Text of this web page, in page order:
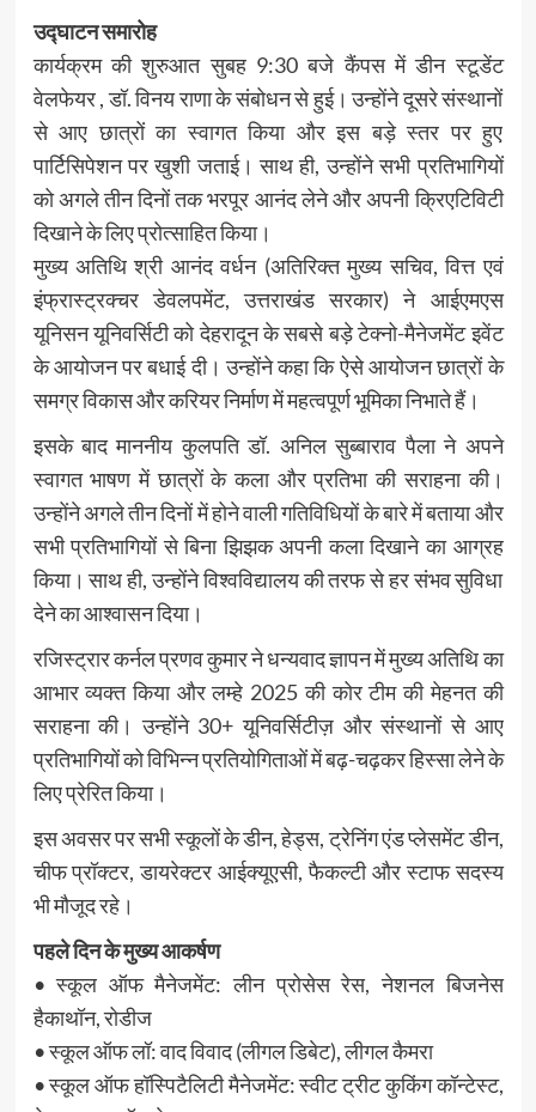
उद्घाटन समारोह
कार्यक्रम की शुरुआत सुबह 9:30 बजे कैंपस में डीन स्टूडेंट
वेलफेयर , डॉ. विनय राणा के संबोधन से हुई। उन्होंने दूसरे संस्थानों
से आए छात्रों का स्वागत किया और इस बड़े स्तर पर हुए
पार्टिसिपेशन पर खुशी जताई। साथ ही, उन्होंने सभी प्रतिभागियों
को अगले तीन दिनों तक भरपूर आनंद लेने और अपनी क्रिएटिविटी
दिखाने के लिए प्रोत्साहित किया।
मुख्य अतिथि श्री आनंद वर्धन (अतिरिक्त मुख्य सचिव, वित्त एवं
इंफ्रास्ट्रक्चर डेवलपमेंट, उत्तराखंड सरकार) ने आईएमएस
यूनिसन यूनिवर्सिटी को देहरादून के सबसे बड़े टेक्नो-मैनेजमेंट इवेंट
के आयोजन पर बधाई दी। उन्होंने कहा कि ऐसे आयोजन छात्रों के
समग्र विकास और करियर निर्माण में महत्वपूर्ण भूमिका निभाते हैं।
इसके बाद माननीय कुलपति डॉ. अनिल सुब्बाराव पैला ने अपने
स्वागत भाषण में छात्रों के कला और प्रतिभा की सराहना की।
उन्होंने अगले तीन दिनों में होने वाली गतिविधियों के बारे में बताया और
सभी प्रतिभागियों से बिना झिझक अपनी कला दिखाने का आग्रह
किया। साथ ही, उन्होंने विश्वविद्यालय की तरफ से हर संभव सुविधा
देने का आश्वासन दिया।
रजिस्ट्रार कर्नल प्रणव कुमार ने धन्यवाद ज्ञापन में मुख्य अतिथि का
आभार व्यक्त किया और लम्हे 2025 की कोर टीम की मेहनत की
सराहना की। उन्होंने 30+ यूनिवर्सिटीज़ और संस्थानों से आए
प्रतिभागियों को विभिन्न प्रतियोगिताओं में बढ़-चढ़कर हिस्सा लेने के
लिए प्रेरित किया।
इस अवसर पर सभी स्कूलों के डीन, हेड्स, ट्रेनिंग एंड प्लेसमेंट डीन,
चीफ प्रॉक्टर, डायरेक्टर आईक्यूएसी, फैकल्टी और स्टाफ सदस्य
भी मौजूद रहे।
पहले दिन के मुख्य आकर्षण
• स्कूल ऑफ मैनेजमेंट: लीन प्रोसेस रेस, नेशनल बिजनेस
हैकाथॉन, रोडीज
• स्कूल ऑफ लॉ: वाद विवाद (लीगल डिबेट), लीगल कैमरा
• स्कूल ऑफ हॉस्पिटैलिटी मैनेजमेंट: स्वीट ट्रीट कुकिंग कॉन्टेस्ट,